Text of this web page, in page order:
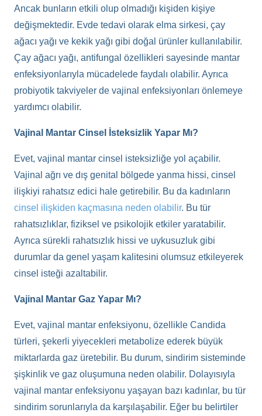
Ancak bunların etkili olup olmadığı kişiden kişiye
değişmektedir. Evde tedavi olarak elma sirkesi, çay
ağacı yağı ve kekik yağı gibi doğal ürünler kullanılabilir.
Çay ağacı yağı, antifungal özellikleri sayesinde mantar
enfeksiyonlarıyla mücadelede faydalı olabilir. Ayrıca
probiyotik takviyeler de vajinal enfeksiyonları önlemeye
yardımcı olabilir.
Vajinal Mantar Cinsel İsteksizlik Yapar Mı?
Evet, vajinal mantar cinsel isteksizliğe yol açabilir.
Vajinal ağrı ve dış genital bölgede yanma hissi, cinsel
ilişkiyi rahatsız edici hale getirebilir. Bu da kadınların
cinsel ilişkiden kaçmasına neden olabilir. Bu tür
rahatsızlıklar, fiziksel ve psikolojik etkiler yaratabilir.
Ayrıca sürekli rahatsızlık hissi ve uykusuzluk gibi
durumlar da genel yaşam kalitesini olumsuz etkileyerek
cinsel isteği azaltabilir.
Vajinal Mantar Gaz Yapar Mı?
Evet, vajinal mantar enfeksiyonu, özellikle Candida
türleri, şekerli yiyecekleri metabolize ederek büyük
miktarlarda gaz üretebilir. Bu durum, sindirim sisteminde
şişkinlik ve gaz oluşumuna neden olabilir. Dolayısıyla
vajinal mantar enfeksiyonu yaşayan bazı kadınlar, bu tür
sindirim sorunlarıyla da karşılaşabilir. Eğer bu belirtiler